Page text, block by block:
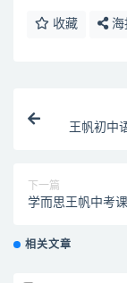
收藏 海
王帆初中
下一篇
学而思王帆中考
相关文章